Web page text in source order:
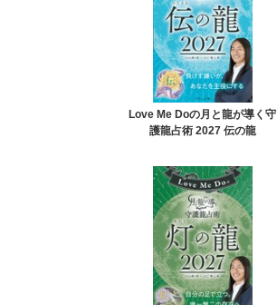
Love Me Doの月と龍が導く守
護龍占術 2027 伝の龍